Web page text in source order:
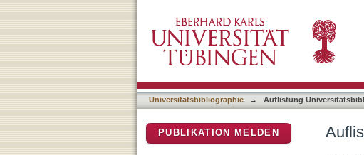
Universitätsbibliographie → Auflistung
PUBLIKATION MELDEN